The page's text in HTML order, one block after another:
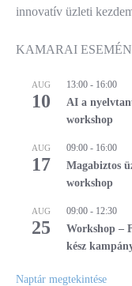
innovatív üzleti
KAMARAI
AUG
10
13:00 - 16:00
AI a
workshop
AUG
17
09:00 - 16:00
Magabiztos
workshop
AUG
25
09:00 - 12:30
Workshop –
kész
Naptár megtekintése